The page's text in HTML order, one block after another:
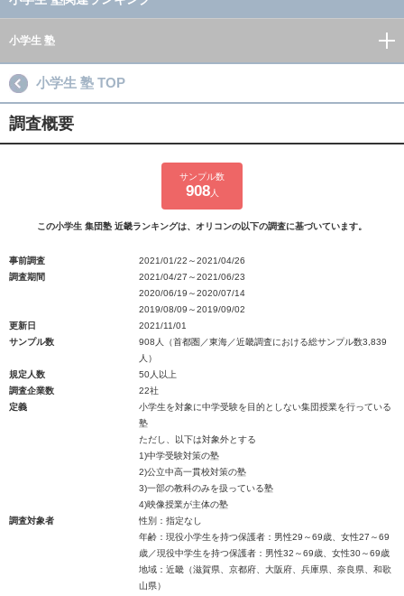
小学生 塾
小学生 塾 TOP
調査概要
サンプル数
908人
この小学生 集団塾 近畿ランキングは、オリコンの以下の調査に基づいています。
事前調査
2021/01/22～2021/04/26
調査期間
2021/04/27～2021/06/23
2020/06/19～2020/07/14
2019/08/09～2019/09/02
更新日
2021/11/01
サンプル数
908人（首都圏／東海／近畿調査における総サンプル数3,839
人）
規定人数
50人以上
調査企業数
22社
定義
小学生を対象に中学受験を目的としない集団授業を行っている
塾
ただし、以下は対象外とする
1)中学受験対策の塾
2)公立中高一貫校対策の塾
3)一部の教科のみを扱っている塾
4)映像授業が主体の塾
調査対象者
性別：指定なし
年齢：現役小学生を持つ保護者：男性29～69歳、女性27～69
歳／現役中学生を持つ保護者：男性32～69歳、女性30～69歳
地域：近畿（滋賀県、京都府、大阪府、兵庫県、奈良県、和歌
山県）